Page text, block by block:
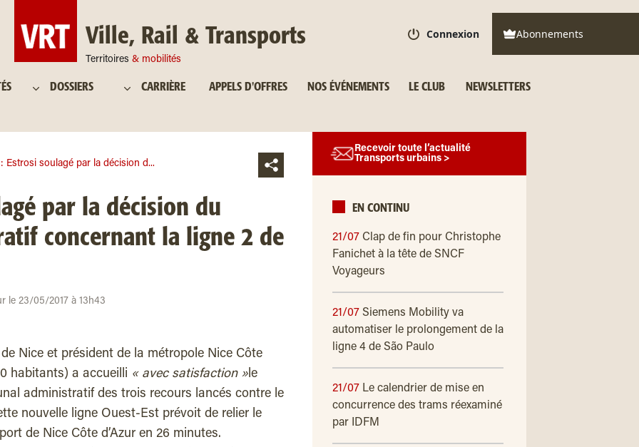
Ville, Rail & Transports
Territoires & mobilités
Connexion Abonnements
DOSSIERS CARRIÈRE APPELS D'OFFRES NOS ÉVÉNEMENTS LE CLUB NEWSLETTERS
Estrosi soulagé par la décision d...
par la décision du
concernant la ligne 2 de
le 23/05/2017 à 13h43
Nice et président de la métropole Nice Côte
habitants) a accueilli « avec satisfaction »le
administratif des trois recours lancés contre le
nouvelle ligne Ouest-Est prévoit de relier le
de Nice Côte d’Azur en 26 minutes.
Recevoir toute l’actualité
Transports urbains >
EN CONTINU
21/07 Clap de fin pour Christophe
Fanichet à la tête de SNCF
Voyageurs
21/07 Siemens Mobility va
automatiser le prolongement de la
ligne 4 de São Paulo
21/07 Le calendrier de mise en
concurrence des trams réexaminé
par IDFM